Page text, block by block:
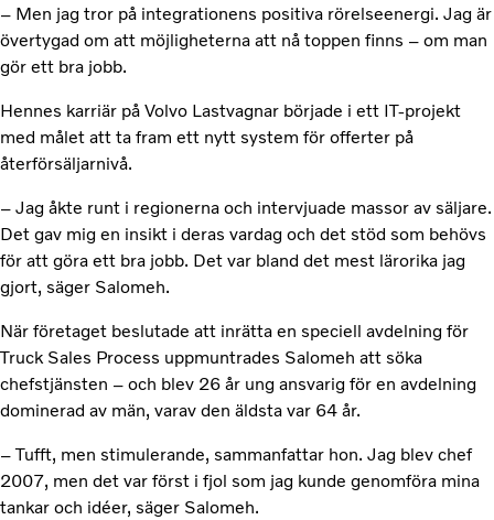
– Men jag tror på integrationens positiva rörelseenergi. Jag är
övertygad om att möjligheterna att nå toppen finns – om man
gör ett bra jobb.
Hennes karriär på Volvo Lastvagnar började i ett IT-projekt
med målet att ta fram ett nytt system för offerter på
återförsäljarnivå.
– Jag åkte runt i regionerna och intervjuade massor av säljare.
Det gav mig en insikt i deras vardag och det stöd som behövs
för att göra ett bra jobb. Det var bland det mest lärorika jag
gjort, säger Salomeh.
När företaget beslutade att inrätta en speciell avdelning för
Truck Sales Process uppmuntrades Salomeh att söka
chefstjänsten – och blev 26 år ung ansvarig för en avdelning
dominerad av män, varav den äldsta var 64 år.
– Tufft, men stimulerande, sammanfattar hon. Jag blev chef
2007, men det var först i fjol som jag kunde genomföra mina
tankar och idéer, säger Salomeh.